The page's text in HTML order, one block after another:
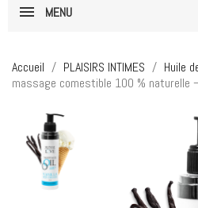
MENU
Accueil PLAISIRS INTIMES Huile
massage comestible 100 % naturelle